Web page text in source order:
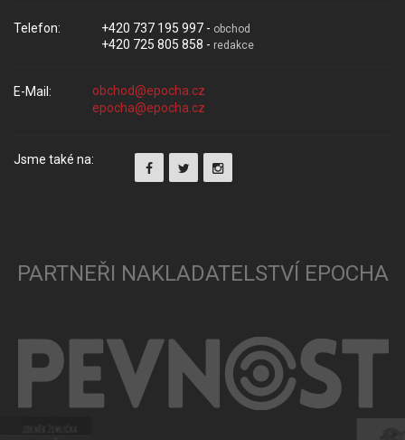
Telefon: +420 737 195 997 - obchod
+420 725 805 858 - redakce
E-Mail:
Jsme také na:
PARTNEŘI NAKLADATELSTVÍ EPOCHA